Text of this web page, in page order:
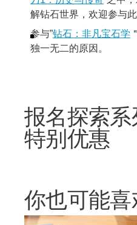
解钻石世界，欢迎参与此
参与”钻石：非凡宝石学
独一无二的原因。
报名探索
特别优惠
你也可能喜